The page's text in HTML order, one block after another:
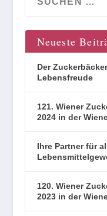
Neueste
Der
Lebensfreude
121. Wiener
2024 in der
Ihre Partner für
120. Wiener
2023 in der